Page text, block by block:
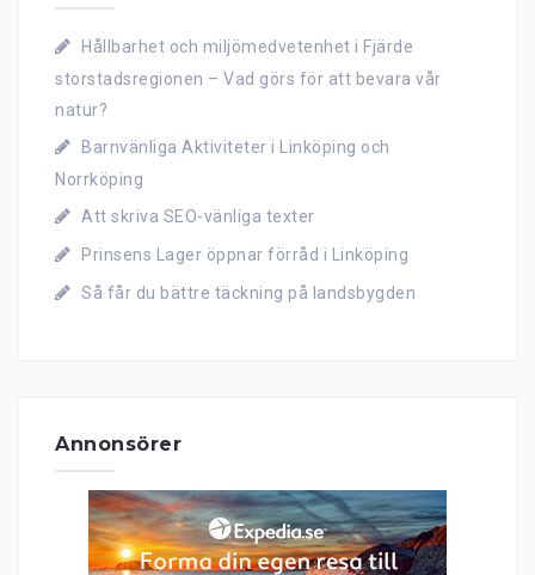
Hållbarhet och miljömedvetenhet i Fjärde
storstadsregionen – Vad görs för att bevara vår
natur?
Barnvänliga Aktiviteter i Linköping och
Norrköping
Att skriva SEO-vänliga texter
Prinsens Lager öppnar förråd i Linköping
Så får du bättre täckning på landsbygden
Annonsörer